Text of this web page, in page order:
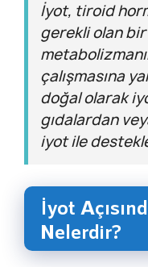
İyot, tiroid
gerekli olan
çalışmasına
doğal olarak
gıdalardan
iyot ile
İyot
Nelerdir?